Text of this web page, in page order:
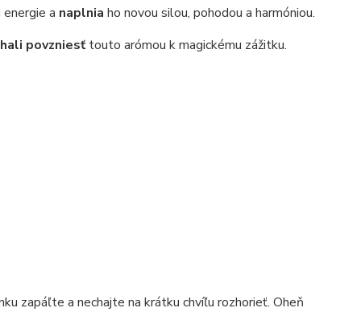
a naplnia ho novou silou, pohodou a harmóniou.
povzniesť touto arómou k magickému zážitku.
zapáľte a nechajte na krátku chvíľu rozhorieť. Oheň